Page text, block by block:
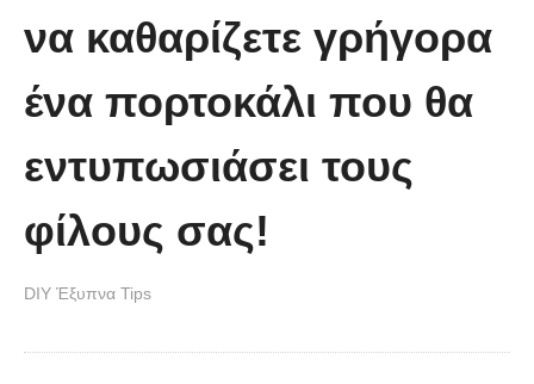
λουλούδια στο βάζο.
να καθαρίζετε γρήγορα
ένα πορτοκάλι που θα
εντυπωσιάσει τους
φίλους σας!
DIY Έξυπνα Tips